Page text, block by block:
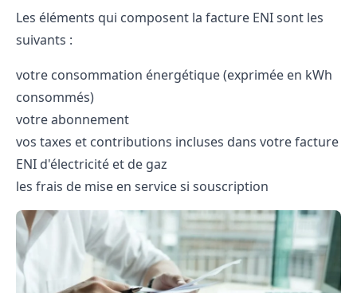
Les éléments qui composent la facture ENI sont les
suivants :
votre consommation énergétique (exprimée en kWh
consommés)
votre abonnement
vos taxes et contributions incluses dans votre facture
ENI d'électricité et de gaz
les frais de mise en service si souscription